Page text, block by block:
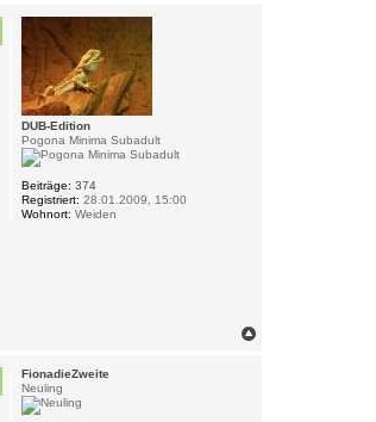
DUB-Edition
Pogona Minima Subadult
Beiträge: 374
Registriert: 28.01.2009, 15:00
Wohnort: Weiden
FionadieZweite
Neuling